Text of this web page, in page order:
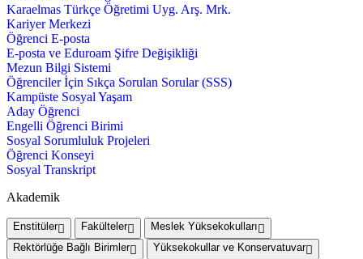
Karaelmas Türkçe Öğretimi Uyg. Arş. Mrk.
Kariyer Merkezi
Öğrenci E-posta
E-posta ve Eduroam Şifre Değişikliği
Mezun Bilgi Sistemi
Öğrenciler İçin Sıkça Sorulan Sorular (SSS)
Kampüste Sosyal Yaşam
Aday Öğrenci
Engelli Öğrenci Birimi
Sosyal Sorumluluk Projeleri
Öğrenci Konseyi
Sosyal Transkript
Akademik
Enstitüler Fakülteler
Meslek Yüksekokulları
Rektörlüğe Bağlı Birimler
Yüksekokullar ve Konservatuvar